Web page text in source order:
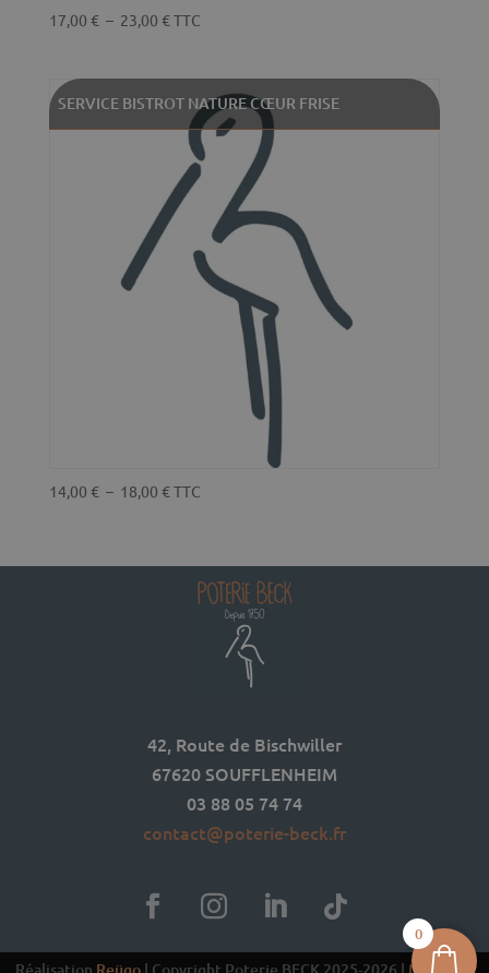
17,00 € – 23,00 €Plage
17,00 €
23,00 €
TTC
SERVICE BISTROT NATURE CŒUR FRISE
14,00 € – 18,00 €Plage
14,00 €
TTC
42, Route de Bischwiller
67620 SOUFFLENHEIM
03 88 05 74 74
contact@poterie-beck.fr
0